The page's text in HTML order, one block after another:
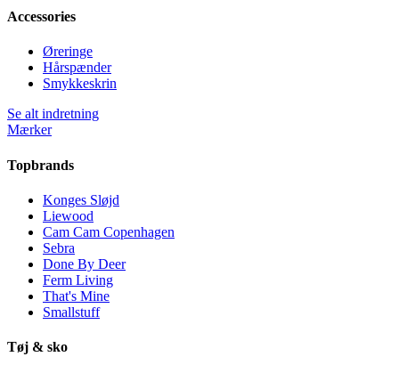
Accessories
Øreringe
Hårspænder
Smykkeskrin
Se alt indretning
Mærker
Topbrands
Konges Sløjd
Liewood
Cam Cam Copenhagen
Sebra
Done By Deer
Ferm Living
That's Mine
Smallstuff
Tøj & sko